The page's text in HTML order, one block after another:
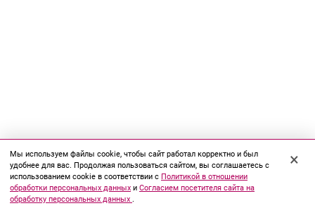
Мы используем файлы cookie, чтобы сайт работал корректно и был
удобнее для вас. Продолжая пользоваться сайтом, вы соглашаетесь с
использованием cookie в соответствии с Политикой в отношении
обработки персональных данных и Согласием посетителя сайта на
обработку персональных данных .
×